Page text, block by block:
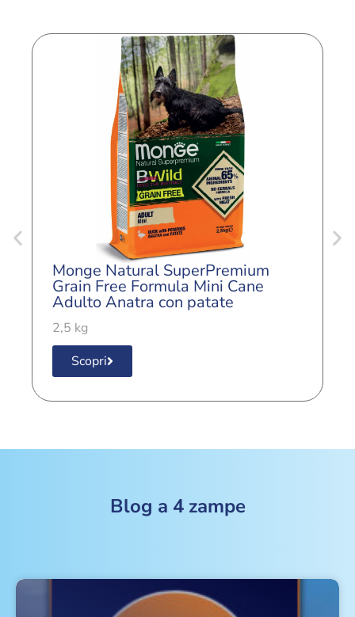
Monge Natural SuperPremium
Grain Free Formula Mini Cane
Adulto Anatra con patate
2,5 kg
Scopri
Blog a 4 zampe